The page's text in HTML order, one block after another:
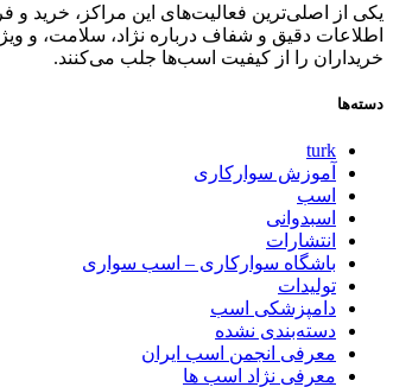
یکی از اصلی‌ترین فعالیت‌های این مراکز، خرید
اطلاعات دقیق و شفاف درباره نژاد، سلامت، و
خریداران را از کیفیت اسب‌ها جلب می‌کنند.
دسته‌ها
turk
آموزش سوارکاری
اسب
اسبدوانی
انتشارات
باشگاه سوارکاری – اسب سواری
تولیدات
دامپزشکی اسب
دسته‌بندی نشده
معرفی انجمن اسب ایران
معرفی نژاد اسب ها